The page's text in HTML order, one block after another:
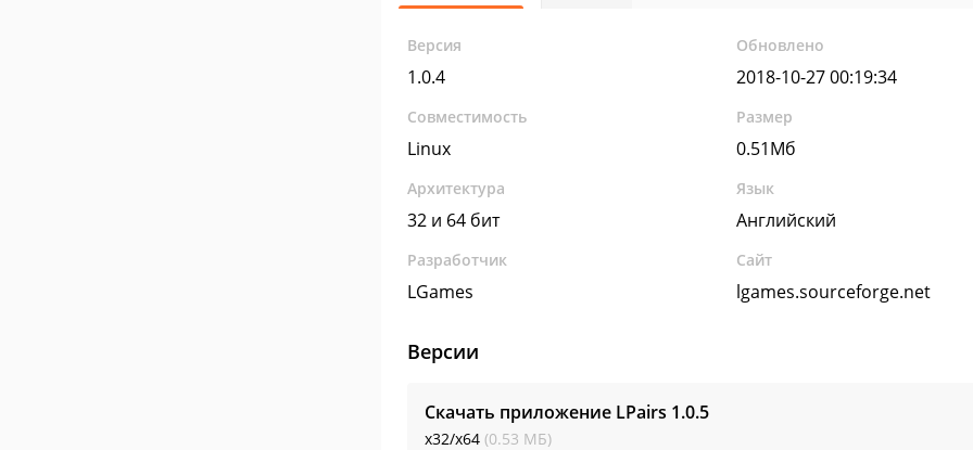
Версия
1.0.4
Обновлено
2018-10-27 00:19:34
Совместимость
Linux
Размер
0.51Мб
Архитектура
32 и 64 бит
Язык
Английский
Разработчик
LGames
Сайт
lgames.sourceforge.net
Версии
Скачать приложение LPairs 1.0.5
x32/x64 (0.53 МБ)